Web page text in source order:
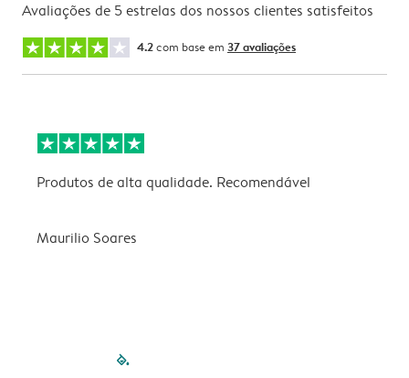
Avaliações de 5 estrelas dos nossos clientes satisfeitos
4.2com base em 37 avaliações
Produtos de alta qualidade. Recomendável
Maurilio Soares
filled-pagination